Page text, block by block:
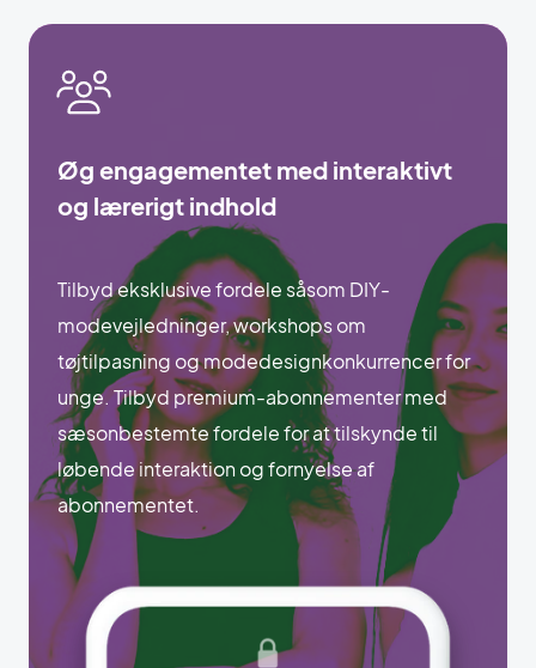
Øg engagementet med interaktivt
og lærerigt indhold
Tilbyd eksklusive fordele såsom DIY-
modevejledninger, workshops om
tøjtilpasning og modedesignkonkurrencer for
unge. Tilbyd premium-abonnementer med
sæsonbestemte fordele for at tilskynde til
løbende interaktion og fornyelse af
abonnementet.